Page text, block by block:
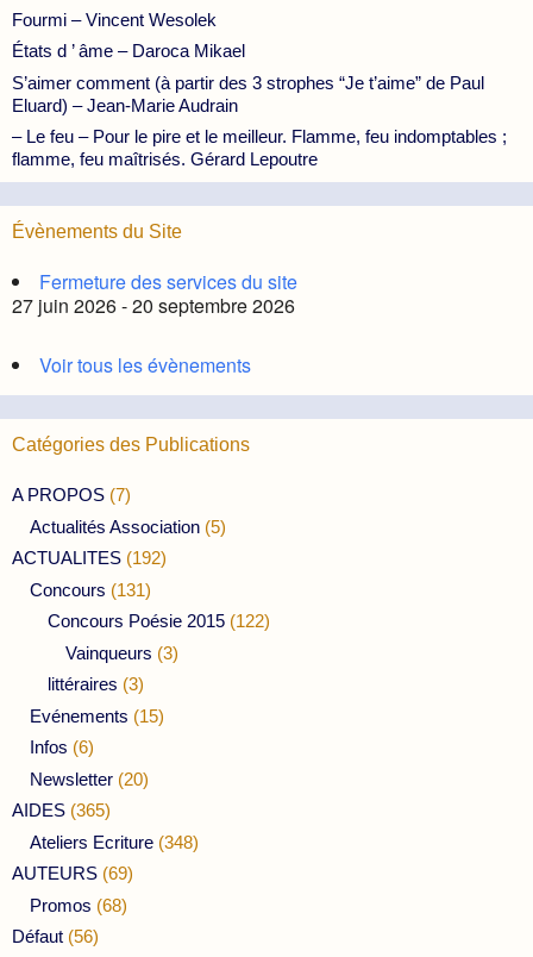
Fourmi – Vincent Wesolek
États d ’ âme – Daroca Mikael
S’aimer comment (à partir des 3 strophes “Je t’aime” de Paul
Eluard) – Jean-Marie Audrain
– Le feu – Pour le pire et le meilleur. Flamme, feu indomptables ;
flamme, feu maîtrisés. Gérard Lepoutre
Évènements du Site
Fermeture des services du site
27 juin 2026 - 20 septembre 2026
Voir tous les évènements
Catégories des Publications
A PROPOS (7)
Actualités Association (5)
ACTUALITES (192)
Concours (131)
Concours Poésie 2015 (122)
Vainqueurs (3)
littéraires (3)
Evénements (15)
Infos (6)
Newsletter (20)
AIDES (365)
Ateliers Ecriture (348)
AUTEURS (69)
Promos (68)
Défaut (56)